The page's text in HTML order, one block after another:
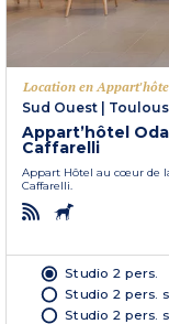
Location en
Sud Ouest
Appart’hôtel
Caffarelli
Appart Hôtel au cœur de
Caffarelli.
Studio 2 pers.
Studio 2 pers.
Studio 2 pers.